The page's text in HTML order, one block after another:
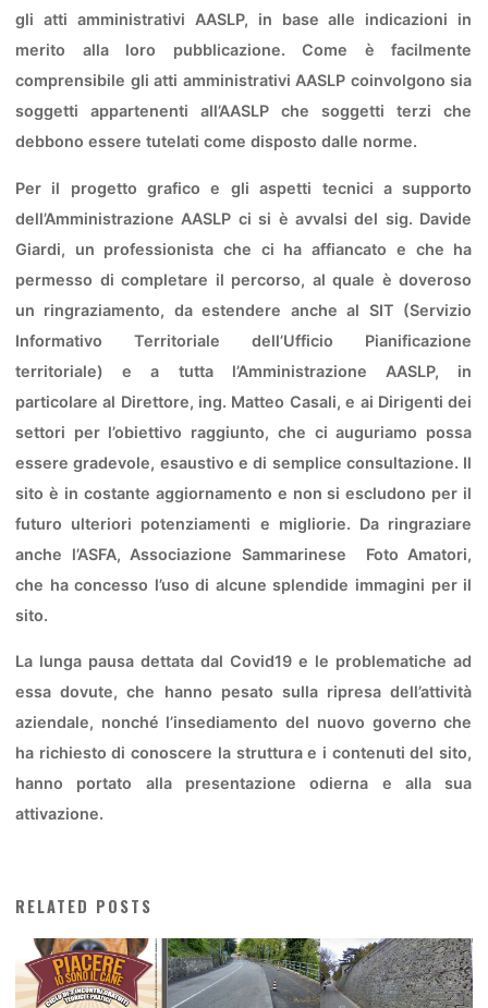
gli atti amministrativi AASLP, in base alle indicazioni in
merito alla loro pubblicazione. Come è facilmente
comprensibile gli atti amministrativi AASLP coinvolgono sia
soggetti appartenenti all’AASLP che soggetti terzi che
debbono essere tutelati come disposto dalle norme.
Per il progetto grafico e gli aspetti tecnici a supporto
dell’Amministrazione AASLP ci si è avvalsi del sig. Davide
Giardi, un professionista che ci ha affiancato e che ha
permesso di completare il percorso, al quale è doveroso
un ringraziamento, da estendere anche al SIT (Servizio
Informativo Territoriale dell’Ufficio Pianificazione
territoriale) e a tutta l’Amministrazione AASLP, in
particolare al Direttore, ing. Matteo Casali, e ai Dirigenti dei
settori per l’obiettivo raggiunto, che ci auguriamo possa
essere gradevole, esaustivo e di semplice consultazione. Il
sito è in costante aggiornamento e non si escludono per il
futuro ulteriori potenziamenti e migliorie. Da ringraziare
anche l’ASFA, Associazione Sammarinese
Foto Amatori,
che ha concesso l’uso di alcune splendide immagini per il
sito.
La lunga pausa dettata dal Covid19 e le problematiche ad
essa dovute, che hanno pesato sulla ripresa dell’attività
aziendale, nonché l’insediamento del nuovo governo che
ha richiesto di conoscere la struttura e i contenuti del sito,
hanno portato alla presentazione odierna e alla sua
attivazione.
RELATED POSTS